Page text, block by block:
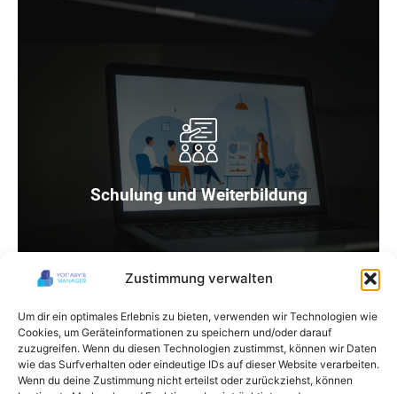
Zustimmung verwalten
Um dir ein optimales Erlebnis zu bieten, verwenden wir Technologien wie
Cookies, um Geräteinformationen zu speichern und/oder darauf
zuzugreifen. Wenn du diesen Technologien zustimmst, können wir Daten
wie das Surfverhalten oder eindeutige IDs auf dieser Website verarbeiten.
Wenn du deine Zustimmung nicht erteilst oder zurückziehst, können
Schulung und Weiterbildung
Wir bieten umfassende Schulungs- und
Weiterbildungsprogramme an, um eure Mitarbeiter
optimal zu qualifizieren und ihr Wissen zu erweitern.
Wir stellen präzise Überwachungs- und